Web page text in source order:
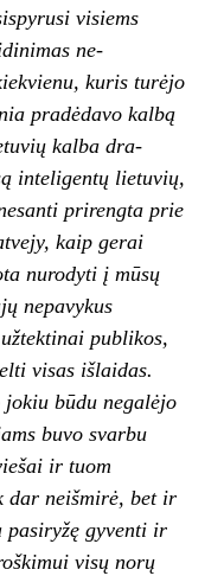
vi­siems
ne­
kuris tu­rėjo
pradėdavo kalbą
kalba dra­
inteligentų lietu­vių,
prireng­ta prie
kaip gerai
nurodyti į mūsų
nepavy­kus
pub­likos,
visas iš­laidas.
būdu negalėjo
bu­vo svarbu
ir tuom
dar neišmirė, bet ir
gy­venti ir
visų norų